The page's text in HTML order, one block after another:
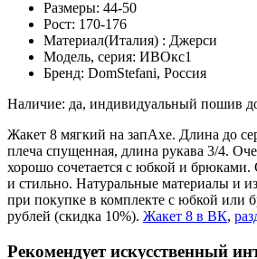
Размеры: 44-50
Рост: 170-176
Материал(Италия) : Джерси
Модель, серия: ИВОкс1
Бренд: DomStefani, Россия
Наличие: да, индивидуальный пошив
Жакет 8 мягкий на запАхе. Длина до
плеча спущенная, длина рукава 3/4.
хорошо сочетается с юбкой и брюками.
и стильно. Натуральные материалы и
при покупке в комплекте с юбкой
рублей (скидка 10%). Жакет 8 в ВК,
Рекомендует искусственный